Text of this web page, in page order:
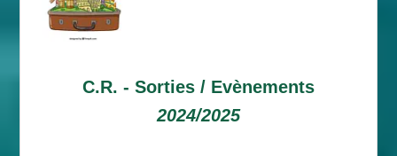
C.R. - Sorties / Evènements
2024/2025